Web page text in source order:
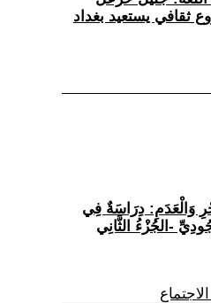
يستعيد بغداد
وَالْعَدَمِ: دِرَاسَةٌ فِي
-الجُزْءُ الثَّانِي